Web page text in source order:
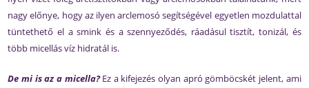
nagy előnye, hogy az ilyen arclemosó segítségével egyetlen mozdulattal
tüntethető el a smink és a szennyeződés, ráadásul tisztít, tonizál, és
több micellás víz hidratál is.
De mi is az a micella?Ez a kifejezés olyan apró gömböcskét jelent, ami